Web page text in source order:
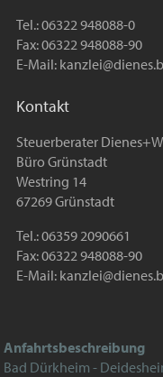
Tel.: 06322 948088-0
Fax: 06322 948088-90
E-Mail:
Kontakt
Steuerberater
Büro Grünstadt
Westring 14
67269 Grünstadt
Tel.: 06359 2090661
Fax: 06322 948088-90
E-Mail:
Anfahrtsbeschreibung
Bad Dürkheim -